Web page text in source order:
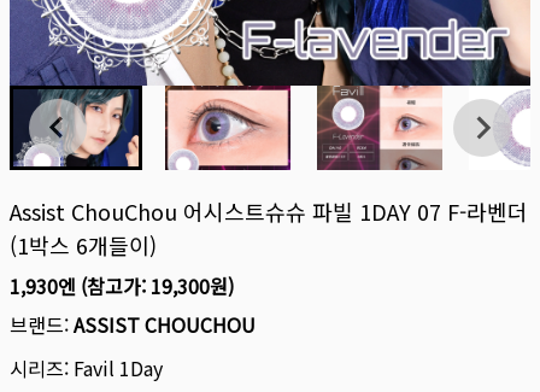
Assist ChouChou 어시스트슈슈 파빌 1DAY 07 F-라벤더
(1박스 6개들이)
1,930엔 (참고가: 19,300원)
브랜드:ASSIST CHOUCHOU
시리즈: Favil 1Day